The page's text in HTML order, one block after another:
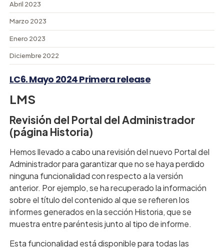
LC6. Mayo 2024 Primera release
LMS
Revisión del Portal del Administrador
(página Historia)
Hemos llevado a cabo una revisión del nuevo Portal del
Administrador para garantizar que no se haya perdido
ninguna funcionalidad con respecto a la versión
anterior. Por ejemplo, se ha recuperado la información
sobre el título del contenido al que se refieren los
informes generados en la sección Historia, que se
muestra entre paréntesis junto al tipo de informe.
Esta funcionalidad está disponible para todas las
Abril 2023
Marzo 2023
Enero 2023
Diciembre 2022